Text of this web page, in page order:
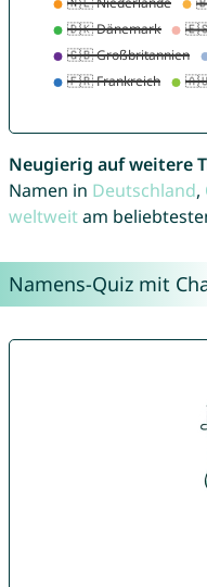
Neugierig auf weitere
Namen in Deutschland,
weltweitam
Namens-Quiz mit